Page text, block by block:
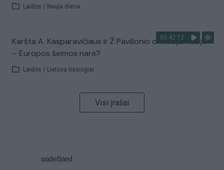
Laidos Nauja diena
00:42:12
Karšta A. Kasparavičiaus ir Ž Pavilionio diskusija: Rusija
– Europos šeimos narė?
Laidos Lietuva tiesiogiai
Visi įrašai